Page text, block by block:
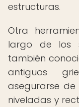
estructuras.
Otra
largo de los
también
antiguos
asegurarse de
niveladas y